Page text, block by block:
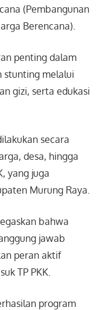
(Pembangunan
Berencana).
penting dalam
stunting melalui
gizi, serta edukasi
secara
desa, hingga
yang juga
Murung Raya.
bahwa
jawab
peran aktif
TP PKK.
program